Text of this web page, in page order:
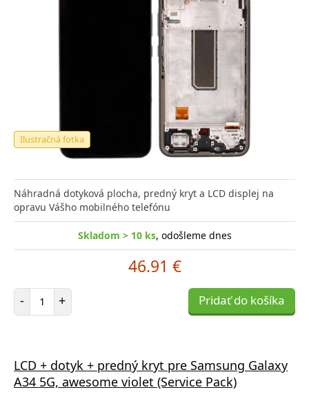
Ilustračná fotka
Náhradná dotyková plocha, predný kryt a LCD displej na
opravu Vášho mobilného telefónu
Skladom > 10 ks, odošleme dnes
46.91 €
- Počet položiek
+ Pridať do košíka
LCD + dotyk + predný kryt pre Samsung Galaxy
A34 5G, awesome violet (Service Pack)